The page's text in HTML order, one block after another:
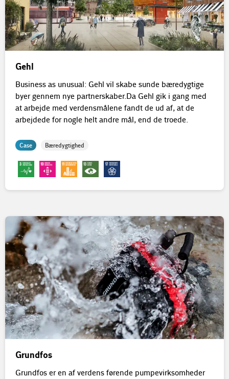
Gehl
Business as unusual: Gehl vil skabe sunde bæredygtige
byer gennem nye partnerskaber. Da Gehl gik i gang med
at arbejde med verdensmålene fandt de ud af, at de
arbejdede for nogle helt andre mål, end de troede.
Case Bæredygtighed
Grundfos
Grundfos er en af verdens førende pumpevirksomheder